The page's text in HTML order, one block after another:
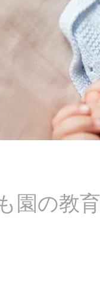
園の教